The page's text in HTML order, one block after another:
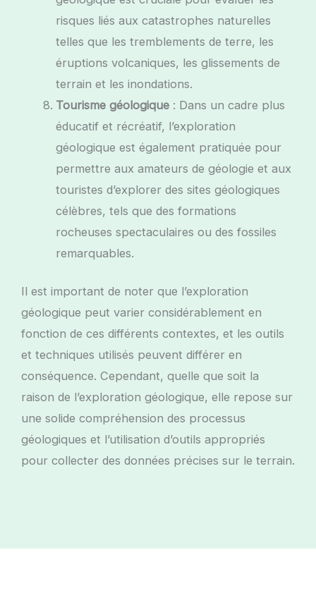
risques liés aux catastrophes naturelles
telles que les tremblements de terre, les
éruptions volcaniques, les glissements de
terrain et les inondations.
Tourisme géologique : Dans un cadre plus
éducatif et récréatif, l’exploration
géologique est également pratiquée pour
permettre aux amateurs de géologie et aux
touristes d’explorer des sites géologiques
célèbres, tels que des formations
rocheuses spectaculaires ou des fossiles
remarquables.
Il est important de noter que l’exploration
géologique peut varier considérablement en
fonction de ces différents contextes, et les outils
et techniques utilisés peuvent différer en
conséquence. Cependant, quelle que soit la
raison de l’exploration géologique, elle repose sur
une solide compréhension des processus
géologiques et l’utilisation d’outils appropriés
pour collecter des données précises sur le terrain.